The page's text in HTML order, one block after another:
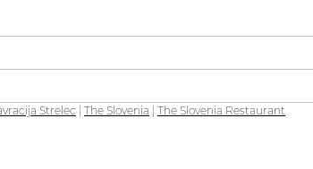
Strelec The Slovenia
The Slovenia Restaurant